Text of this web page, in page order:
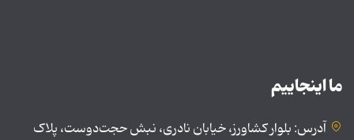
ما اینجاییم
آدرس: بلوار کشاورز، خیابان نادری، نبش حجت‌دوست، پلاک